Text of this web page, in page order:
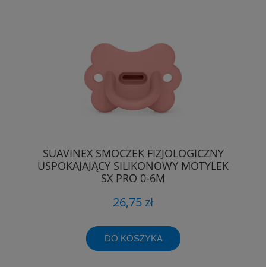
SUAVINEX SMOCZEK FIZJOLOGICZNY
USPOKAJAJĄCY SILIKONOWY MOTYLEK
SX PRO 0-6M
26,75 zł
DO KOSZYKA